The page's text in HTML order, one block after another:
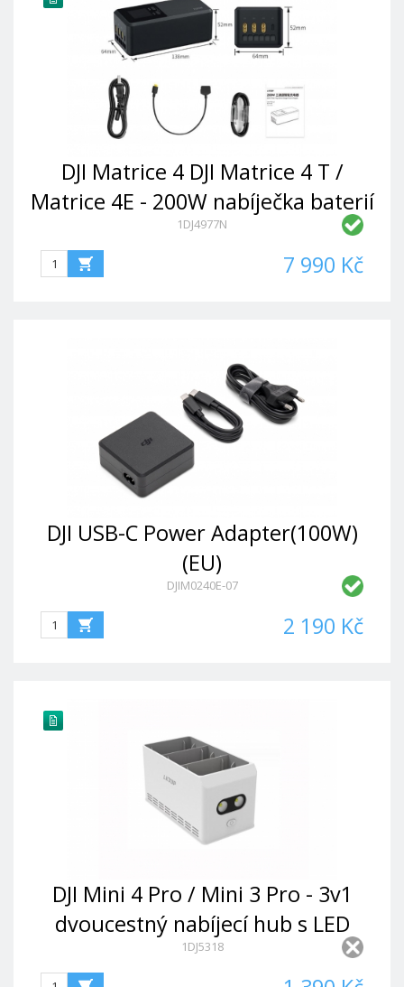
DJI Matrice 4 DJI Matrice 4 T /
Matrice 4E - 200W nabíječka baterií
s režimem 60% úložiště
1DJ4977N
7 990 Kč
DJI USB-C Power Adapter(100W)
(EU)
DJIM0240E-07
2 190 Kč
DJI Mini 4 Pro / Mini 3 Pro - 3v1
dvoucestný nabíjecí hub s LED
světlem
1DJ5318